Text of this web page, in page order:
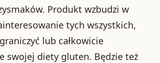
Produkt wzbudzi w
tych wszystkich,
lub całkowicie
swojej diety gluten. Będzie też